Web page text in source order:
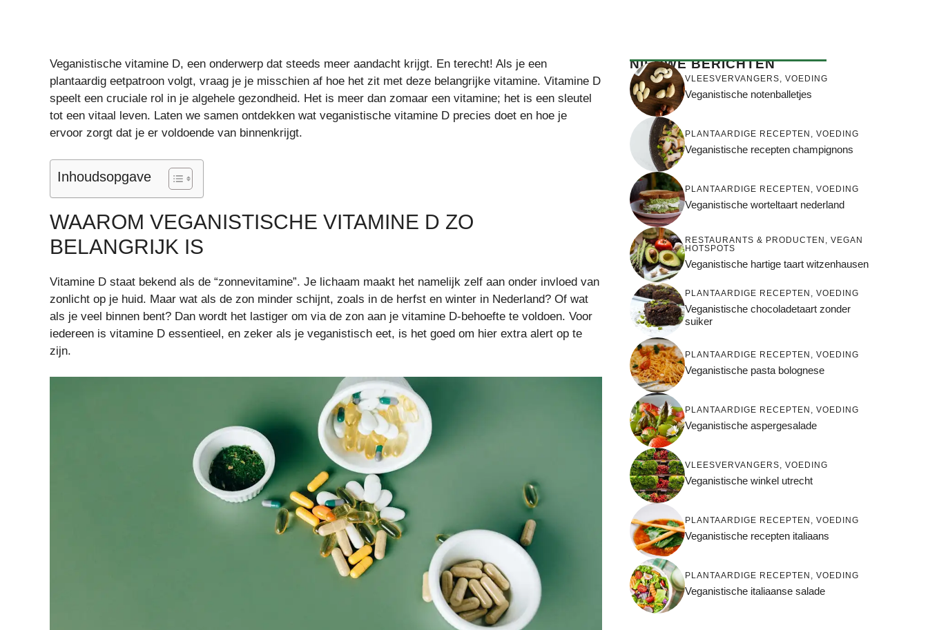
Veganistische vitamine D, een onderwerp dat steeds meer aandacht krijgt. En terecht! Als je een
plantaardig eetpatroon volgt, vraag je je misschien af hoe het zit met deze belangrijke vitamine. Vitamine D
speelt een cruciale rol in je algehele gezondheid. Het is meer dan zomaar een vitamine; het is een sleutel
tot een vitaal leven. Laten we samen ontdekken wat veganistische vitamine D precies doet en hoe je
ervoor zorgt dat je er voldoende van binnenkrijgt.
Inhoudsopgave
WAAROM VEGANISTISCHE VITAMINE D ZO
BELANGRIJK IS
Vitamine D staat bekend als de “zonnevitamine”. Je lichaam maakt het namelijk zelf aan onder invloed van
zonlicht op je huid. Maar wat als de zon minder schijnt, zoals in de herfst en winter in Nederland? Of wat
als je veel binnen bent? Dan wordt het lastiger om via de zon aan je vitamine D-behoefte te voldoen. Voor
iedereen is vitamine D essentieel, en zeker als je veganistisch eet, is het goed om hier extra alert op te
zijn.
NIEUWE BERICHTEN
VLEESVERVANGERS VOEDING
Veganistische notenballetjes
PLANTAARDIGE RECEPTEN VOEDING
Veganistische recepten champignons
PLANTAARDIGE RECEPTEN VOEDING
Veganistische worteltaart nederland
RESTAURANTS & PRODUCTEN
VEGAN
HOTSPOTS
Veganistische hartige taart witzenhausen
PLANTAARDIGE RECEPTEN VOEDING
Veganistische chocoladetaart zonder
suiker
PLANTAARDIGE RECEPTEN VOEDING
Veganistische pasta bolognese
PLANTAARDIGE RECEPTEN VOEDING
Veganistische aspergesalade
VLEESVERVANGERS VOEDING
Veganistische winkel utrecht
PLANTAARDIGE RECEPTEN VOEDING
Veganistische recepten italiaans
PLANTAARDIGE RECEPTEN VOEDING
Veganistische italiaanse salade